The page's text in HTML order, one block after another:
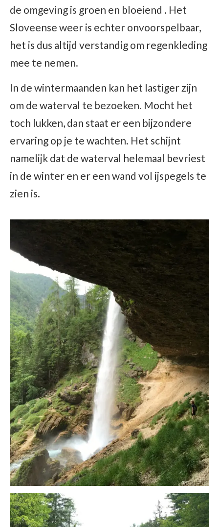
de omgeving is groen en bloeiend . Het
Sloveense weer is echter onvoorspelbaar,
het is dus altijd verstandig om regenkleding
mee te nemen.
In de wintermaanden kan het lastiger zijn
om de waterval te bezoeken. Mocht het
toch lukken, dan staat er een bijzondere
ervaring op je te wachten. Het schijnt
namelijk dat de waterval helemaal bevriest
in de winter en er een wand vol ijspegels te
zien is.